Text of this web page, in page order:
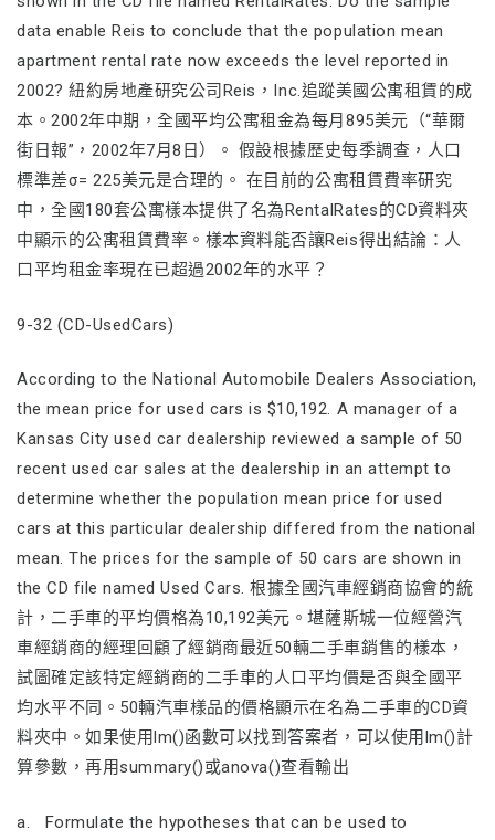
data enable Reis to conclude that the population mean
apartment rental rate now exceeds the level reported in
2002? 紐約房地產研究公司Reis，Inc.追蹤美國公寓租賃的成
本。2002年中期，全國平均公寓租金為每月895美元（“華爾
街日報”，2002年7月8日）。 假設根據歷史每季調查，人口
標準差σ= 225美元是合理的。 在目前的公寓租賃費率研究
中，全國180套公寓樣本提供了名為RentalRates的CD資料夾
中顯示的公寓租賃費率。樣本資料能否讓Reis得出結論：人
口平均租金率現在已超過2002年的水平？
9-32 (CD-UsedCars)
According to the National Automobile Dealers Association,
the mean price for used cars is $10,192. A manager of a
Kansas City used car dealership reviewed a sample of 50
recent used car sales at the dealership in an attempt to
determine whether the population mean price for used
cars at this particular dealership differed from the national
mean. The prices for the sample of 50 cars are shown in
the CD file named Used Cars. 根據全國汽車經銷商協會的統
計，二手車的平均價格為10,192美元。堪薩斯城一位經營汽
車經銷商的經理回顧了經銷商最近50輛二手車銷售的樣本，
試圖確定該特定經銷商的二手車的人口平均價是否與全國平
均水平不同。50輛汽車樣品的價格顯示在名為二手車的CD資
料夾中。如果使用lm()函數可以找到答案者，可以使用lm()計
算參數，再用summary()或anova()查看輸出
a. Formulate the hypotheses that can be used to